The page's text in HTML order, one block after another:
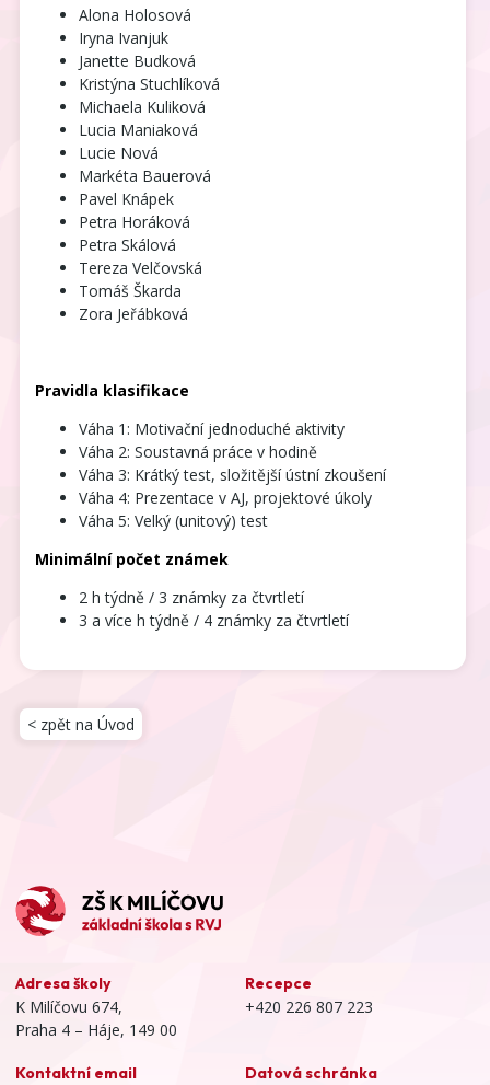
Alona Holosová
Iryna Ivanjuk
Janette Budková
Kristýna Stuchlíková
Michaela Kuliková
Lucia Maniaková
Lucie Nová
Markéta Bauerová
Pavel Knápek
Petra Horáková
Petra Skálová
Tereza Velčovská
Tomáš Škarda
Zora Jeřábková
Pravidla klasifikace
Váha 1: Motivační jednoduché aktivity
Váha 2: Soustavná práce v hodině
Váha 3: Krátký test, složitější ústní zkoušení
Váha 4: Prezentace v AJ, projektové úkoly
Váha 5: Velký (unitový) test
Minimální počet známek
2 h týdně / 3 známky za čtvrtletí
3 a více h týdně / 4 známky za čtvrtletí
< zpět na Úvod
Adresa školy
K Milíčovu 674,
Praha 4 – Háje, 149 00
Recepce
+420 226 807 223
Kontaktní email Datová schránka